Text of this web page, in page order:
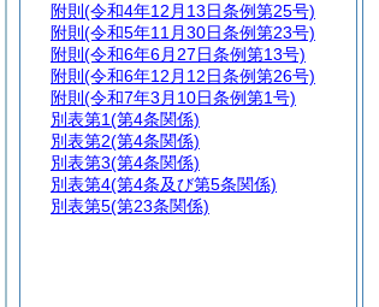
附則 (令和4年12月13日条例第25号)
附則 (令和5年11月30日条例第23号)
附則 (令和6年6月27日条例第13号)
附則 (令和6年12月12日条例第26号)
附則 (令和7年3月10日条例第1号)
別表第1(第4条関係)
別表第2(第4条関係)
別表第3(第4条関係)
別表第4(第4条及び第5条関係)
別表第5(第23条関係)